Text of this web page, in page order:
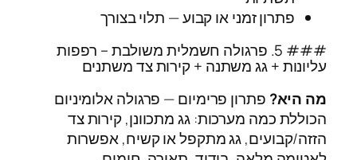
פתרון זמני או קבוע — תלוי בצורך
### 5. פרגולה חשמלית משולבת – רפפות
עליונות + גג משתנה + קירות צד משתנים
מה היא? פתרון פרימיום — פרגולה אלומיניום
הכוללת כמה מערכות: גג מתכוונן, קירות צד
הזזה/קבועים, גג מתקפל או קשיח, אפשרות